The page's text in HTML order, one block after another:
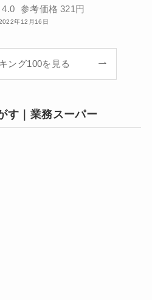
4.0 参考価格 321円
年12月16日
ング100を見る
す｜業務スーパー